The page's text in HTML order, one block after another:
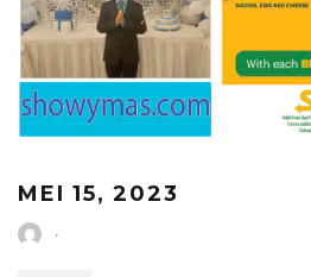
MEI 15, 2023
·